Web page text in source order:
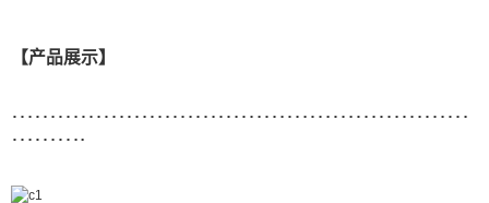
【产品展示】
……………………………………………………
……….